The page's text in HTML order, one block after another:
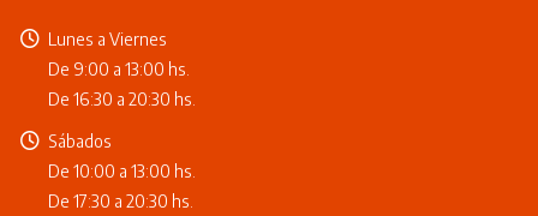
Lunes a Viernes
De 9:00 a 13:00 hs.
De 16:30 a 20:30 hs.
Sábados
De 10:00 a 13:00 hs.
De 17:30 a 20:30 hs.